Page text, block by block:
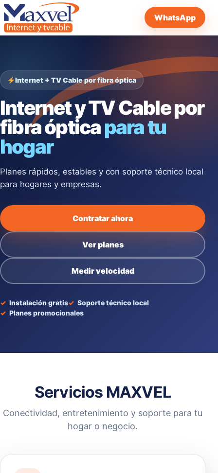
WhatsApp
Internet + TV Cable por fibra óptica
Internet y TV Cable por
fibra ópticapara tu
hogar
Planes rápidos, estables y con soporte técnico local
para hogares y empresas.
Contratar ahora
Ver planes
Medir velocidad
Instalación gratis
Soporte técnico local
Planes promocionales
Servicios MAXVEL
Conectividad, entretenimiento y soporte para tu
hogar o negocio.